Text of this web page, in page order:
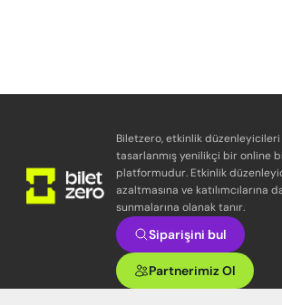
Biletzero, etkinlik
tasarlanmış yenilikçi bir online
platformudur. Etkinlik
azaltmasına ve katılımcılarına
sunmalarına olanak tanır.
Siparişini bul
Partnerimiz Ol